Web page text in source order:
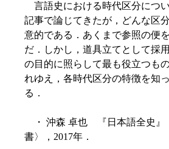
言語史における時代区分につい
記事で論じてきたが，どんな区
意的である．あくまで参照の便
だ．しかし，道具立てとして採
の目的に照らして最も役立つも
れゆえ，各時代区分の特徴を知
る．
・ 沖森 卓也 『日本語全史』
書〉，2017年．